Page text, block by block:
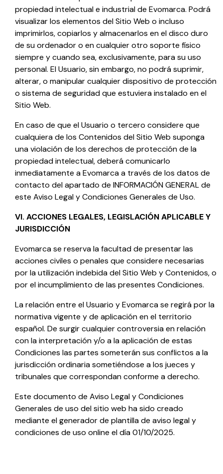
propiedad intelectual e industrial de Evomarca. Podrá
visualizar los elementos del Sitio Web o incluso
imprimirlos, copiarlos y almacenarlos en el disco duro
de su ordenador o en cualquier otro soporte físico
siempre y cuando sea, exclusivamente, para su uso
personal. El Usuario, sin embargo, no podrá suprimir,
alterar, o manipular cualquier dispositivo de protección
o sistema de seguridad que estuviera instalado en el
Sitio Web.
En caso de que el Usuario o tercero considere que
cualquiera de los Contenidos del Sitio Web suponga
una violación de los derechos de protección de la
propiedad intelectual, deberá comunicarlo
inmediatamente aEvomarcaa través de los datos de
contacto del apartado de INFORMACIÓN GENERAL de
este Aviso Legal y Condiciones Generales de Uso.
VI. ACCIONES LEGALES, LEGISLACIÓN APLICABLE Y
JURISDICCIÓN
Evomarcase reserva la facultad de presentar las
acciones civiles o penales que considere necesarias
por la utilización indebida del Sitio Web y Contenidos, o
por el incumplimiento de las presentes Condiciones.
La relación entre el Usuario yEvomarcase regirá por la
normativa vigente y de aplicación en el territorio
español. De surgir cualquier controversia en relación
con la interpretación y/o a la aplicación de estas
Condiciones las partes someterán sus conflictos a la
jurisdicción ordinaria sometiéndose a los jueces y
tribunales que correspondan conforme a derecho.
Este documento de Aviso Legal y Condiciones
Generales de uso del sitio web ha sido creado
mediante el generador de plantilla de aviso legal y
condiciones de uso online el día 01/10/2025.